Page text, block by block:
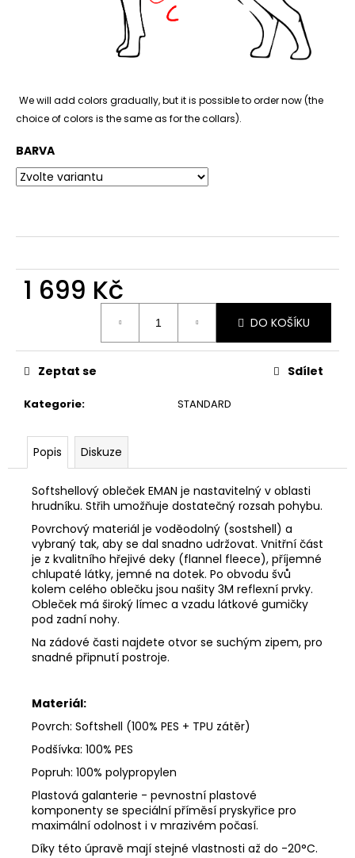
We will add colors gradually, but it is possible to order now (the
choice of colors is the same as for the collars).
BARVA
1 699 Kč
DO KOŠÍKU
Kategorie: STANDARD
Zeptat se Sdílet
Popis Diskuze
Softshellový obleček EMAN je nastavitelný v oblasti
hrudníku. Střih umožňuje dostatečný rozsah pohybu.
Povrchový materiál je voděodolný (sostshell) a
vybraný tak, aby se dal snadno udržovat. Vnitřní část
je z kvalitního hřejivé deky (flannel fleece), příjemné
chlupaté látky, jemné na dotek. Po obvodu švů
kolem celého oblečku jsou našity 3M reflexní prvky.
Obleček má široký límec a vzadu látkové gumičky
pod zadní nohy.
Na zádové časti najdete otvor se suchým zipem, pro
snadné připnutí postroje.
Materiál:
Povrch: Softshell (100% PES + TPU zátěr)
Podšívka: 100% PES
Popruh: 100% polypropylen
Plastová galanterie - pevnostní plastové
komponenty se speciální příměsí pryskyřice pro
maximální odolnost i v mrazivém počasí.
Díky této úpravě mají stejné vlastnosti až do -20°C.